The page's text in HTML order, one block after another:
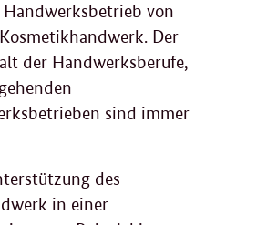
von
Der
der Handwerksberufe,
sind immer
des
in einer